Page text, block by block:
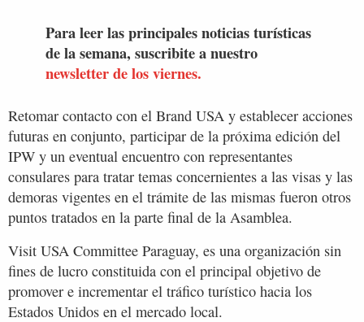
Para leer las principales noticias turísticas
de la semana, suscribite a nuestro
newsletter de los viernes.
Retomar contacto con el Brand USA y establecer acciones
futuras en conjunto, participar de la próxima edición del
IPW y un eventual encuentro con representantes
consulares para tratar temas concernientes a las visas y las
demoras vigentes en el trámite de las mismas fueron otros
puntos tratados en la parte final de la Asamblea.
Visit USA Committee Paraguay, es una organización sin
fines de lucro constituida con el principal objetivo de
promover e incrementar el tráfico turístico hacia los
Estados Unidos en el mercado local.